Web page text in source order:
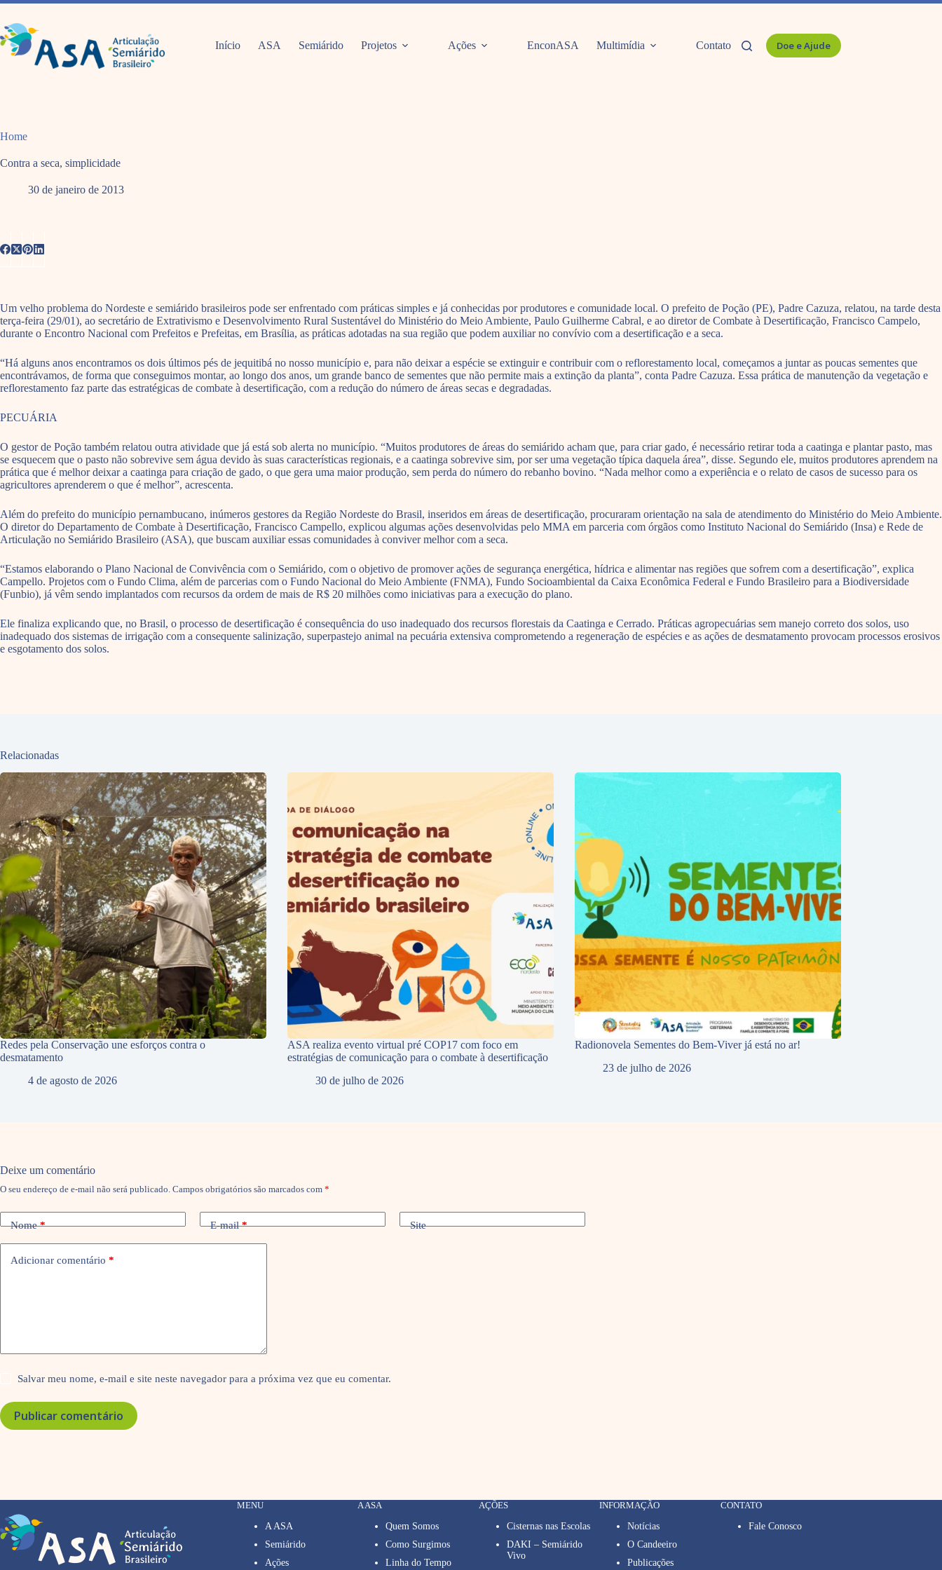
Pular
o
conteúdo
Início ASA Semiárido Projetos Ações EnconASA Multimídia Contato Doe e Ajude
Home
Contra a seca, simplicidade
30 de janeiro de 2013
Um velho problema do Nordeste e semiárido brasileiros pode ser enfrentado com práticas simples e já conhecidas por produtores e comunidade local. O prefeito de Poção (PE), Padre Cazuza, relatou, na tarde desta
terça-feira (29/01), ao secretário de Extrativismo e Desenvolvimento Rural Sustentável do Ministério do Meio Ambiente, Paulo Guilherme Cabral, e ao diretor de Combate à Desertificação, Francisco Campelo,
durante o Encontro Nacional com Prefeitos e Prefeitas, em Brasília, as práticas adotadas na sua região que podem auxiliar no convívio com a desertificação e a seca.
“Há alguns anos encontramos os dois últimos pés de jequitibá no nosso município e, para não deixar a espécie se extinguir e contribuir com o reflorestamento local, começamos a juntar as poucas sementes que
encontrávamos, de forma que conseguimos montar, ao longo dos anos, um grande banco de sementes que não permite mais a extinção da planta”, conta Padre Cazuza. Essa prática de manutenção da vegetação e
reflorestamento faz parte das estratégicas de combate à desertificação, com a redução do número de áreas secas e degradadas.
PECUÁRIA
O gestor de Poção também relatou outra atividade que já está sob alerta no município. “Muitos produtores de áreas do semiárido acham que, para criar gado, é necessário retirar toda a caatinga e plantar pasto, mas
se esquecem que o pasto não sobrevive sem água devido às suas características regionais, e a caatinga sobrevive sim, por ser uma vegetação típica daquela área”, disse. Segundo ele, muitos produtores aprendem na
prática que é melhor deixar a caatinga para criação de gado, o que gera uma maior produção, sem perda do número do rebanho bovino. “Nada melhor como a experiência e o relato de casos de sucesso para os
agricultores aprenderem o que é melhor”, acrescenta.
Além do prefeito do município pernambucano, inúmeros gestores da Região Nordeste do Brasil, inseridos em áreas de desertificação, procuraram orientação na sala de atendimento do Ministério do Meio Ambiente.
O diretor do Departamento de Combate à Desertificação, Francisco Campello, explicou algumas ações desenvolvidas pelo MMA em parceria com órgãos como Instituto Nacional do Semiárido (Insa) e Rede de
Articulação no Semiárido Brasileiro (ASA), que buscam auxiliar essas comunidades à conviver melhor com a seca.
“Estamos elaborando o Plano Nacional de Convivência com o Semiárido, com o objetivo de promover ações de segurança energética, hídrica e alimentar nas regiões que sofrem com a desertificação”, explica
Campello. Projetos com o Fundo Clima, além de parcerias com o Fundo Nacional do Meio Ambiente (FNMA), Fundo Socioambiental da Caixa Econômica Federal e Fundo Brasileiro para a Biodiversidade
(Funbio), já vêm sendo implantados com recursos da ordem de mais de R$ 20 milhões como iniciativas para a execução do plano.
Ele finaliza explicando que, no Brasil, o processo de desertificação é consequência do uso inadequado dos recursos florestais da Caatinga e Cerrado. Práticas agropecuárias sem manejo correto dos solos, uso
inadequado dos sistemas de irrigação com a consequente salinização, superpastejo animal na pecuária extensiva comprometendo a regeneração de espécies e as ações de desmatamento provocam processos erosivos
e esgotamento dos solos.
Relacionadas
Redes pela Conservação une esforços contra o
desmatamento
4 de agosto de 2026
ASA realiza evento virtual pré COP17 com foco em
estratégias de comunicação para o combate à desertificação
30 de julho de 2026
Radionovela Sementes do Bem-Viver já está no ar!
23 de julho de 2026
Deixe um comentário
O seu endereço de e-mail não será publicado. Campos obrigatórios são marcados com *
Nome* E-mail* Site
Adicionar comentário *
Salvar meu nome, e-mail e site neste navegador para a próxima vez que eu comentar.
Publicar comentário
MENU
A ASA
Semiárido
Ações
A ASA
Quem Somos
Como Surgimos
Linha do Tempo
AÇÕES
Cisternas nas Escolas
DAKI – Semiárido
Vivo
INFORMAÇÃO
Notícias
O Candeeiro
Publicações
CONTATO
Fale Conosco